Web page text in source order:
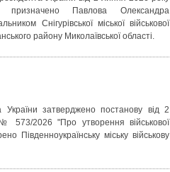
Павлова Олександра
Снігурівської міської військової
району Миколаївської області.
України затверджено постанову від 2
573/2026 "Про утворення військової
Південноукраїнську міську військову